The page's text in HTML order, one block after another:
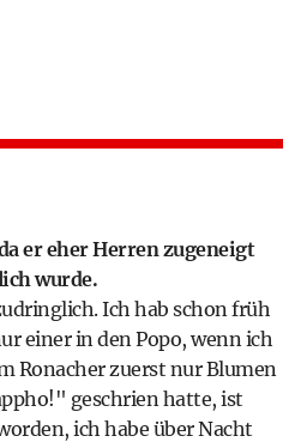
er eher Herren zugeneigt
wurde.
Ich hab schon früh
einer in den Popo, wenn ich
Ronacher zuerst nur Blumen
geschrien hatte, ist
ich habe über Nacht